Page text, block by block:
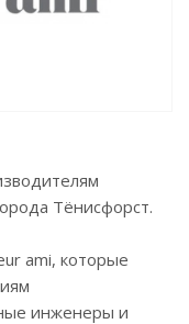
Тёнисфорст.
ami, которые
инженеры и